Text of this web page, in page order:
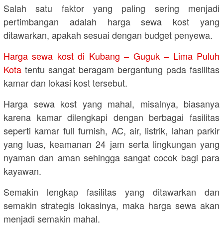
Salah satu faktor yang paling sering menjadi
pertimbangan adalah harga sewa kost yang
ditawarkan, apakah sesuai dengan budget penyewa.
Harga sewa kost di Kubang – Guguk – Lima Puluh
Kota tentu sangat beragam bergantung pada fasilitas
kamar dan lokasi kost tersebut.
Harga sewa kost yang mahal, misalnya, biasanya
karena kamar dilengkapi dengan berbagai fasilitas
seperti kamar full furnish, AC, air, listrik, lahan parkir
yang luas, keamanan 24 jam serta lingkungan yang
nyaman dan aman sehingga sangat cocok bagi para
kayawan.
Semakin lengkap fasilitas yang ditawarkan dan
semakin strategis lokasinya, maka harga sewa akan
menjadi semakin mahal.